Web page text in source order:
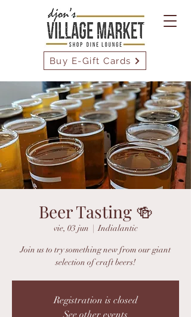
Buy E-Gift Cards
Beer Tasting 🍻
vie, 03 jun
  |
Indialantic
Join us to try something new from our giant
selection of craft beers!
Registration is closed
See other events